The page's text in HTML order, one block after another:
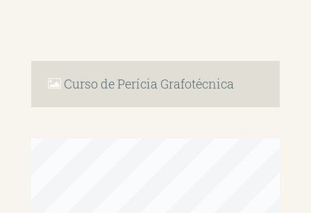
Curso de Perícia Grafotécnica